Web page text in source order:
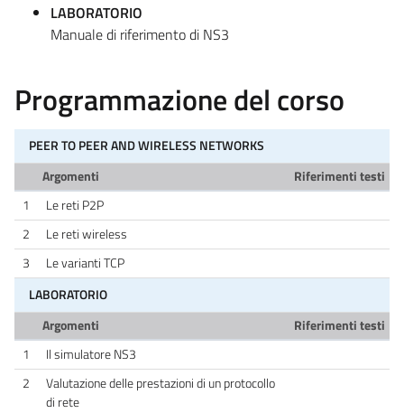
LABORATORIO
Manuale di riferimento di NS3
Programmazione del corso
PEER TO PEER AND WIRELESS NETWORKS
Argomenti
Riferimenti testi
1
Le reti P2P
2
Le reti wireless
3
Le varianti TCP
LABORATORIO
Argomenti
Riferimenti testi
1
Il simulatore NS3
2
Valutazione delle prestazioni di un protocollo
di rete